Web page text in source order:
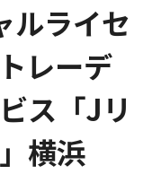
ルライセ
レーデ
ス「Jリ
横浜